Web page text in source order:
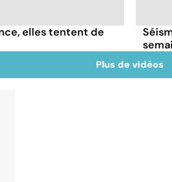
elles tentent de
Plus de vidéos